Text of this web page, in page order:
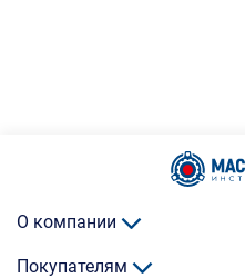
О компании
Покупателям